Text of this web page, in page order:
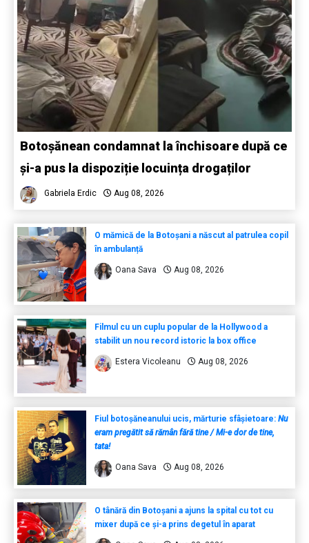
Botoșănean condamnat la închisoare după ce
și-a pus la dispoziție locuința drogaților
Gabriela Erdic Aug 08, 2026
O mămică de la Botoșani a născut al patrulea copil
în ambulanță
Oana Sava Aug 08, 2026
Filmul cu un cuplu popular de la Hollywood a
stabilit un nou record istoric la box office
Estera Vicoleanu Aug 08, 2026
Fiul botoșăneanului ucis, mărturie sfâșietoare: Nu
eram pregătit să rămân fără tine / Mi-e dor de tine,
tata!
Oana Sava Aug 08, 2026
O tânără din Botoșani a ajuns la spital cu tot cu
mixer după ce și-a prins degetul în aparat